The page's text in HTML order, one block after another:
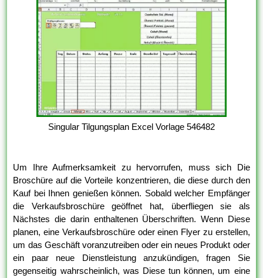
Singular Tilgungsplan Excel Vorlage 546482
Um Ihre Aufmerksamkeit zu hervorrufen, muss sich Die
Broschüre auf die Vorteile konzentrieren, die diese durch den
Kauf bei Ihnen genießen können. Sobald welcher Empfänger
die Verkaufsbroschüre geöffnet hat, überfliegen sie als
Nächstes die darin enthaltenen Überschriften. Wenn Diese
planen, eine Verkaufsbroschüre oder einen Flyer zu erstellen,
um das Geschäft voranzutreiben oder ein neues Produkt oder
ein paar neue Dienstleistung anzukündigen, fragen Sie
gegenseitig wahrscheinlich, was Diese tun können, um eine